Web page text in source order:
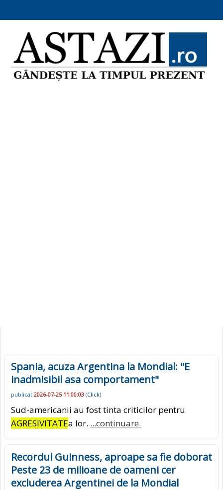
Spania, acuza Argentina la Mondial: "E
inadmisibil asa comportament"
publicat 2026-07-25 11:00:03 (Click)
Sud-americanii au fost tinta criticilor pentru
AGRESIVITATEa lor. ...continuare.
Recordul Guinness, aproape sa fie doborat
Peste 23 de milioane de oameni cer
excluderea Argentinei de la Mondial